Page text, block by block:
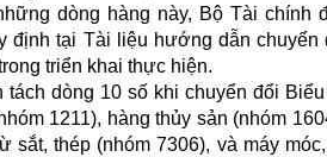
dòng hàng này, Bộ Tài chính
định tại Tài liệu hướng dẫn
triển khai thực hiện.
dòng 10 số khi chuyển đổi
1211), hàng thủy sản (nhóm
sắt, thép (nhóm 7306), và máy